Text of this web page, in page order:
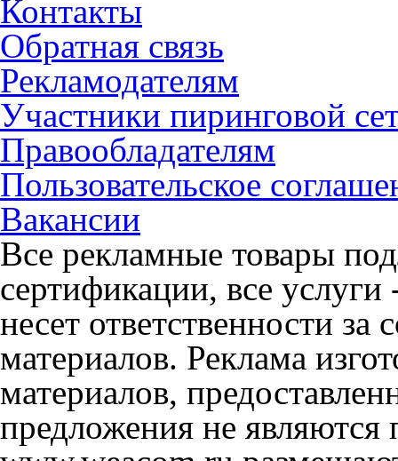
Контакты
Обратная связь
Рекламодателям
Участники пиринговой
Правообладателям
Пользовательское
Вакансии
Все рекламные товары
сертификации, все
несет ответственности
материалов. Реклама
материалов,
предложения не